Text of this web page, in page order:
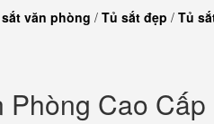
văn phòng / Tủ sắt đẹp / Tủ
Cao Cấp